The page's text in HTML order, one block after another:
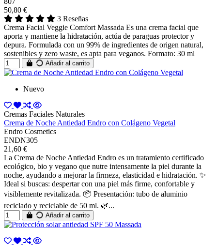
50,80 €
3 Reseñas
Crema Facial Veggie Comfort Massada Es una crema facial que
aporta y mantiene la hidratación, actúa de paraguas protector y
depura. Formulada con un 99% de ingredientes de origen natural,
sostenibles y zero waste, es apta para veganos. Formato: 30 ml
Añadir al carrito
Nuevo
Cremas Faciales Naturales
Crema de Noche Antiedad Endro con Colágeno Vegetal
Endro Cosmetics
ENDN305
21,60 €
La Crema de Noche Antiedad Endro es un tratamiento certificado
ecológico, bio y vegano que nutre intensamente la piel durante la
noche, ayudando a mejorar la firmeza, elasticidad e hidratación. ✨
Ideal si buscas: despertar con una piel más firme, confortable y
visiblemente revitalizada. 📦 Presentación: tubo de aluminio
reciclado y reciclable de 50 ml. 🌿...
Añadir al carrito